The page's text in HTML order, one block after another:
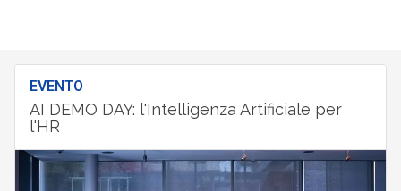
EVENTO
AI DEMO DAY: l'Intelligenza Artificiale per
l'HR